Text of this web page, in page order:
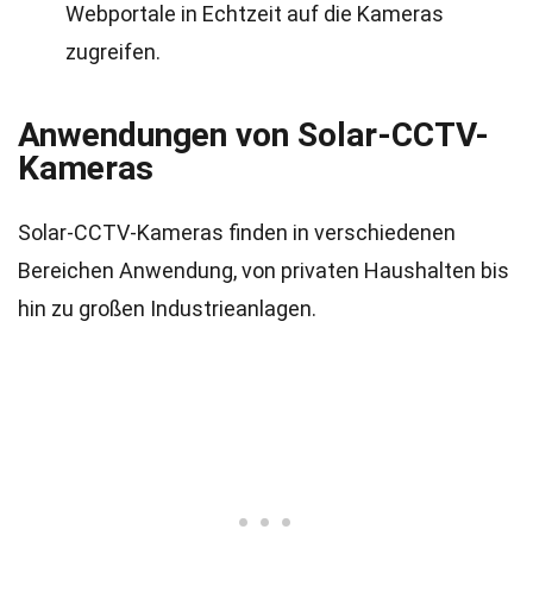
Webportale in Echtzeit auf die Kameras
zugreifen.
Anwendungen von Solar-CCTV-
Kameras
Solar-CCTV-Kameras finden in verschiedenen
Bereichen Anwendung, von privaten Haushalten bis
hin zu großen Industrieanlagen.